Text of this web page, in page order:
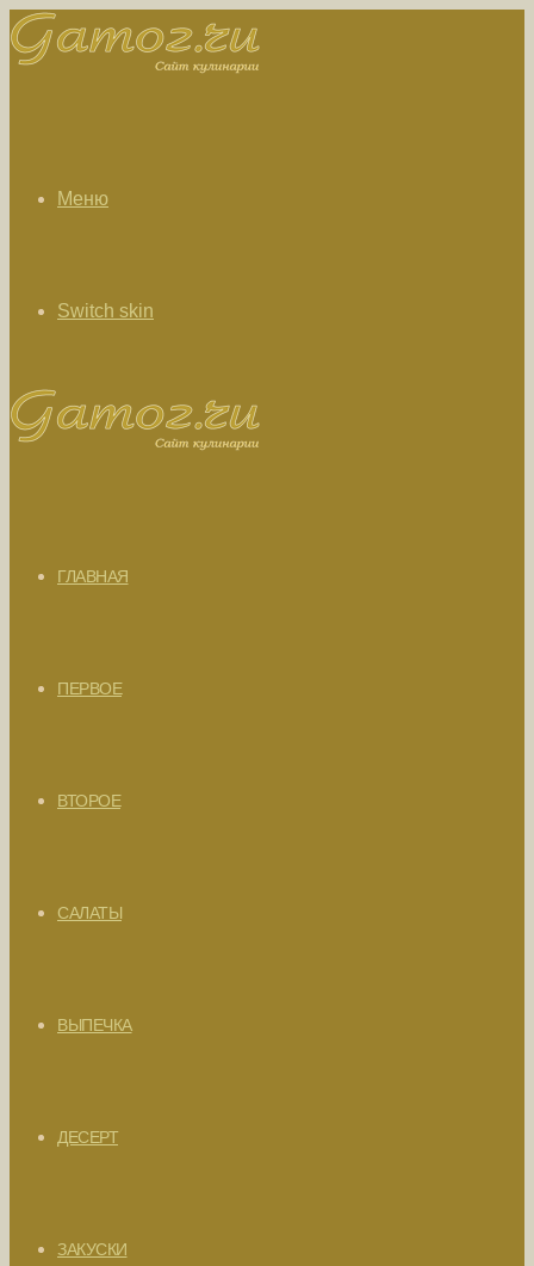
Меню
Switch skin
ГЛАВНАЯ
ПЕРВОЕ
ВТОРОЕ
САЛАТЫ
ВЫПЕЧКА
ДЕСЕРТ
ЗАКУСКИ